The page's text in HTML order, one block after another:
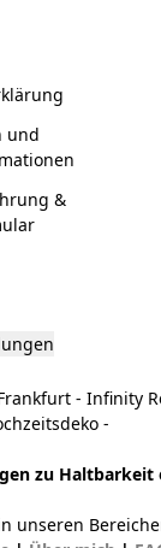
und
&
- Infinity
-
zu Haltbarkeit
unseren